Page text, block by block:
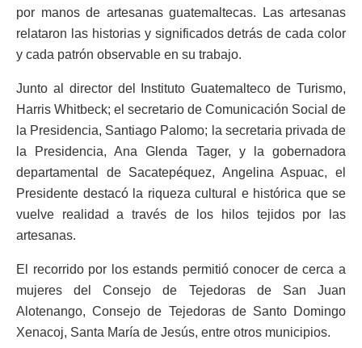
por manos de artesanas guatemaltecas. Las artesanas
relataron las historias y significados detrás de cada color
y cada patrón observable en su trabajo.
Junto al director del Instituto Guatemalteco de Turismo,
Harris Whitbeck; el secretario de Comunicación Social de
la Presidencia, Santiago Palomo; la secretaria privada de
la Presidencia, Ana Glenda Tager, y la gobernadora
departamental de Sacatepéquez, Angelina Aspuac, el
Presidente destacó la riqueza cultural e histórica que se
vuelve realidad a través de los hilos tejidos por las
artesanas.
El recorrido por los estands permitió conocer de cerca a
mujeres del Consejo de Tejedoras de San Juan
Alotenango, Consejo de Tejedoras de Santo Domingo
Xenacoj, Santa María de Jesús, entre otros municipios.